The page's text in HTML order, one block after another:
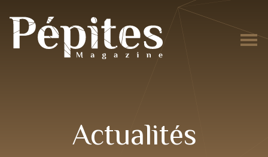
Actualités